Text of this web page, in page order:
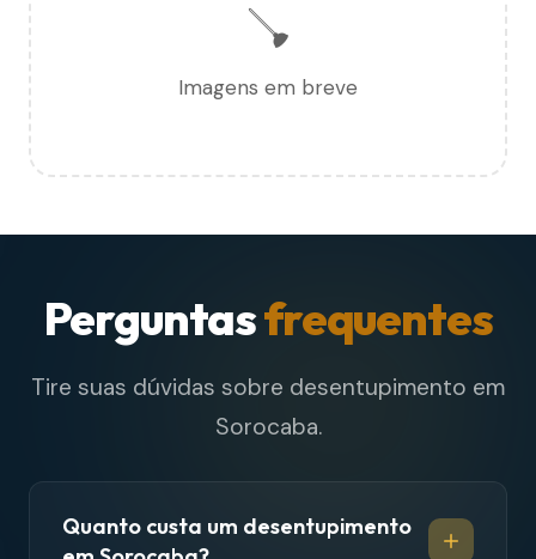
🪠
Imagens em breve
Perguntasfrequentes
Tire suas dúvidas sobre desentupimento em
Sorocaba.
Quanto custa um desentupimento